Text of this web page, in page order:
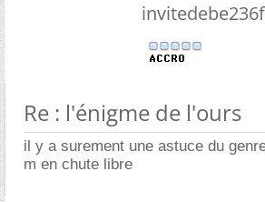
invitedebe236f
Re : l'énigme de l'ours
il y a surement une astuce du
m en chute libre